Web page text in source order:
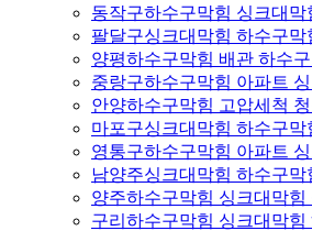
동작구하수구막힘 싱크대막
팔달구싱크대막힘 하수구
양평하수구막힘 배관 하수
중랑구하수구막힘 아파트
안양하수구막힘 고압세척
마포구싱크대막힘 하수구막
영통구하수구막힘 아파트
남양주싱크대막힘 하수구막
양주하수구막힘 싱크대막힘
구리하수구막힘 싱크대막